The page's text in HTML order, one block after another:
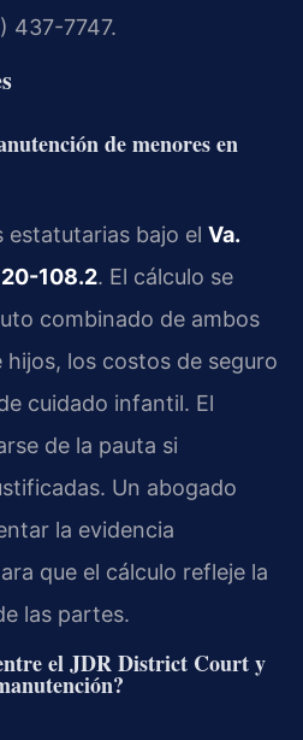
437-7747.
de menores en
estatutarias bajo el Va.
108.2. El cálculo se
combinado de ambos
hijos, los costos de seguro
cuidado infantil. El
de la pauta si
Un abogado
la evidencia
que el cálculo refleje la
las partes.
el JDR District Court y